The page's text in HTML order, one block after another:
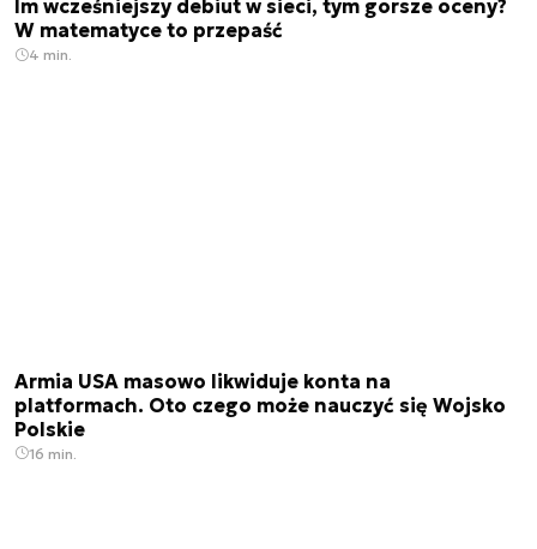
Im wcześniejszy debiut w sieci, tym gorsze oceny?
W matematyce to przepaść
4 min.
Armia USA masowo likwiduje konta na
platformach. Oto czego może nauczyć się Wojsko
Polskie
16 min.